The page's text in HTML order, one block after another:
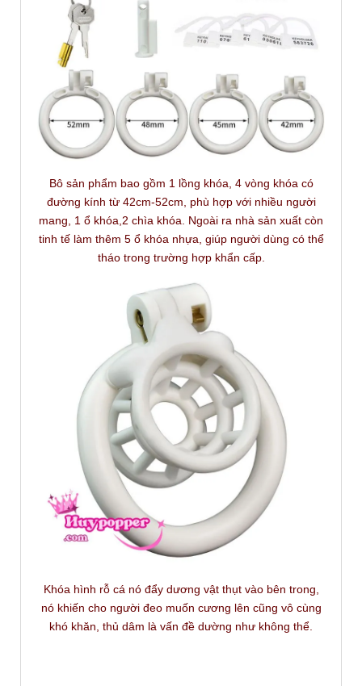
Bô sản phẩm bao gồm 1 lồng khóa, 4 vòng khóa có
đường kính từ 42cm-52cm, phù hợp với nhiều người
mang, 1 ổ khóa,2 chìa khóa. Ngoài ra nhà sản xuất còn
tinh tế làm thêm 5 ổ khóa nhựa, giúp người dùng có thể
tháo trong trường hợp khẩn cấp.
Khóa hình rỗ cá nó đẩy dương vật thụt vào bên trong,
nó khiến cho người đeo muốn cương lên cũng vô cùng
khó khăn, thủ dâm là vấn đề dường như không thể.